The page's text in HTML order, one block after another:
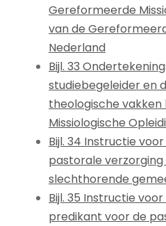
Gereformeerde
van de
Nederland
Bijl. 33
studiebegeleider en
theologische
Missiologische
Bijl. 34 Instructie
pastorale verzorging
slechthorende
Bijl. 35 Instructie
predikant voor de